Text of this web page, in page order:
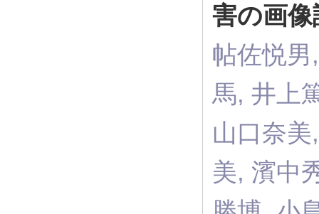
害の画
帖佐悦
馬, 井上
山口奈
美, 濱中